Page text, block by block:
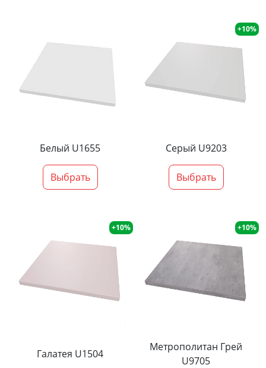
Белый U1655
Выбрать
+10%
Серый U9203
Выбрать
+10%
Галатея U1504
+10%
Метрополитан Грей
U9705